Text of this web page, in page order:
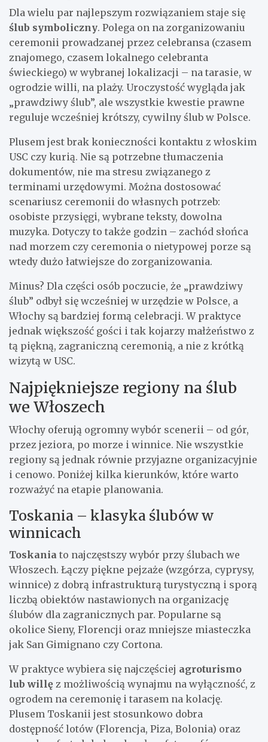
Dla wielu par najlepszym rozwiązaniem staje się
ślub symboliczny. Polega on na zorganizowaniu
ceremonii prowadzanej przez celebransa (czasem
znajomego, czasem lokalnego celebranta
świeckiego) w wybranej lokalizacji – na tarasie, w
ogrodzie willi, na plaży. Uroczystość wygląda jak
„prawdziwy ślub”, ale wszystkie kwestie prawne
reguluje wcześniej krótszy, cywilny ślub w Polsce.
Plusem jest brak konieczności kontaktu z włoskim
USC czy kurią. Nie są potrzebne tłumaczenia
dokumentów, nie ma stresu związanego z
terminami urzędowymi. Można dostosować
scenariusz ceremonii do własnych potrzeb:
osobiste przysięgi, wybrane teksty, dowolna
muzyka. Dotyczy to także godzin – zachód słońca
nad morzem czy ceremonia o nietypowej porze są
wtedy dużo łatwiejsze do zorganizowania.
Minus? Dla części osób poczucie, że „prawdziwy
ślub” odbył się wcześniej w urzędzie w Polsce, a
Włochy są bardziej formą celebracji. W praktyce
jednak większość gości i tak kojarzy małżeństwo z
tą piękną, zagraniczną ceremonią, a nie z krótką
wizytą w USC.
Najpiękniejsze regiony na ślub
we Włoszech
Włochy oferują ogromny wybór scenerii – od gór,
przez jeziora, po morze i winnice. Nie wszystkie
regiony są jednak równie przyjazne organizacyjnie
i cenowo. Poniżej kilka kierunków, które warto
rozważyć na etapie planowania.
Toskania – klasyka ślubów w
winnicach
Toskania to najczęstszy wybór przy ślubach we
Włoszech. Łączy piękne pejzaże (wzgórza, cyprysy,
winnice) z dobrą infrastrukturą turystyczną i sporą
liczbą obiektów nastawionych na organizację
ślubów dla zagranicznych par. Popularne są
okolice Sieny, Florencji oraz mniejsze miasteczka
jak San Gimignano czy Cortona.
W praktyce wybiera się najczęściej agroturismo
lub willę z możliwością wynajmu na wyłączność, z
ogrodem na ceremonię i tarasem na kolację.
Plusem Toskanii jest stosunkowo dobra
dostępność lotów (Florencja, Piza, Bolonia) oraz